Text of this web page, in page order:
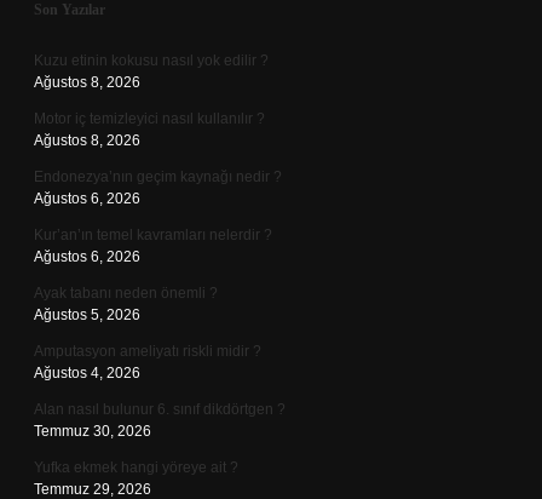
Sidebar
Son Yazılar
Kuzu etinin kokusu nasıl yok edilir ?
Ağustos 8, 2026
Motor iç temizleyici nasıl kullanılır ?
Ağustos 8, 2026
Endonezya’nın geçim kaynağı nedir ?
Ağustos 6, 2026
Kur’an’ın temel kavramları nelerdir ?
Ağustos 6, 2026
Ayak tabanı neden önemli ?
Ağustos 5, 2026
Amputasyon ameliyatı riskli midir ?
Ağustos 4, 2026
Alan nasıl bulunur 6. sınıf dikdörtgen ?
Temmuz 30, 2026
Yufka ekmek hangi yöreye ait ?
Temmuz 29, 2026